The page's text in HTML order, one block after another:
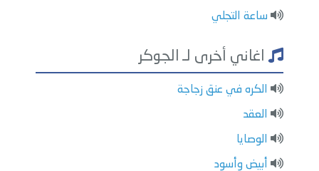
ساعة التجلي
اغاني أخرى لـ الجوكر
الكره في عنق زجاجة
العقد
الوصايا
أبيض وأسود